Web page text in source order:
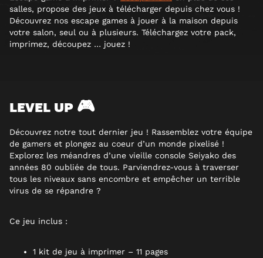
salles, propose des jeux à télécharger depuis chez vous !
Découvrez nos escape games à jouer à la maison depuis
votre salon, seul ou à plusieurs. Téléchargez votre pack,
imprimez, découpez … jouez !
LEVEL UP 🎮
Découvrez notre tout dernier jeu ! Rassemblez votre équipe
de gamers et plongez au coeur d’un monde pixelisé !
Explorez les méandres d’une vieille console Seiyako des
années 80 oubliée de tous. Parviendrez-vous à traverser
tous les niveaux sans encombre et empêcher un terrible
virus de se répandre ?
Ce jeu inclus :
1 kit de jeu à imprimer – 11 pages